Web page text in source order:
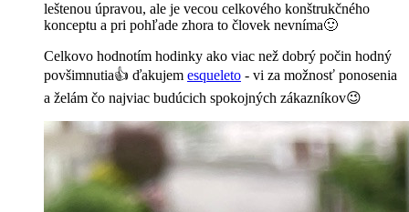
leštenou úpravou, ale je vecou celkového konštrukčného
konceptu a pri pohľade zhora to človek nevníma🙂
Celkovo hodnotím hodinky ako viac než dobrý počin hodný
povšimnutia👍 ďakujem esqueleto - vi za možnosť ponosenia
a želám čo najviac budúcich spokojných zákazníkov😉